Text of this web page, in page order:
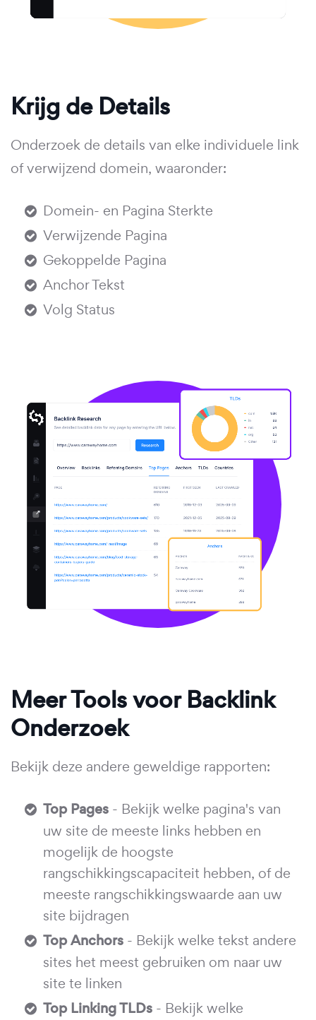
Krijg de Details
Onderzoek de details van elke individuele link
of verwijzend domein, waaronder:
Domein- en Pagina Sterkte
Verwijzende Pagina
Gekoppelde Pagina
Anchor Tekst
Volg Status
Meer Tools voor Backlink
Onderzoek
Bekijk deze andere geweldige rapporten:
Top Pages - Bekijk welke pagina's van
uw site de meeste links hebben en
mogelijk de hoogste
rangschikkingscapaciteit hebben, of de
meeste rangschikkingswaarde aan uw
site bijdragen
Top Anchors - Bekijk welke tekst andere
sites het meest gebruiken om naar uw
site te linken
Top Linking TLDs - Bekijk welke